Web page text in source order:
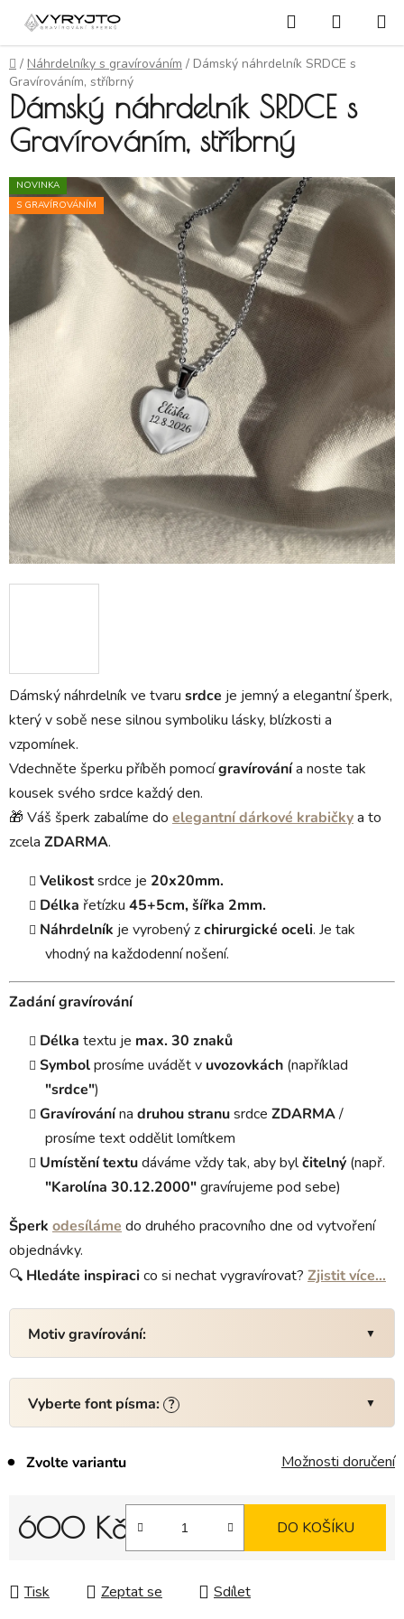
Přejít na obsah Hledat
Domů
/ Náhrdelníky s gravírováním / Dámský náhrdelník SRDCE s
Gravírováním, stříbrný
Dámský náhrdelník ve tvaru srdce je jemný a elegantní šperk,
který v sobě nese silnou symboliku lásky, blízkosti a
vzpomínek.
Vdechněte šperku příběh pomocígravírovánía noste tak
kousek svého srdce každý den.
🎁 Váš šperk zabalíme do elegantní dárkové krabičkya to
zcela ZDARMA.
Velikostsrdce je 20x20mm.
Délka řetízku 45+5cm, šířka 2mm.
Náhrdelník je vyrobený zchirurgické oceli. Je tak
vhodný na každodenní nošení.
Zadání gravírování
Délka textu je max. 30 znaků
Symbolprosíme uvádět v uvozovkách (například
"srdce")
Gravírovánína druhou stranusrdce ZDARMA/
prosíme text oddělit lomítkem
Umístění textudáváme vždy tak, aby bylčitelný (např.
"Karolína 30.12.2000"gravírujeme pod sebe)
Šperk odesíláme do druhého pracovního dne od vytvoření
objednávky.
🔍 Hledáte inspiracico si nechat vygravírovat? Zjistit více…
Motiv gravírování:
Vyberte font písma: ?
Zvolte variantu Možnosti doručení
600 Kč DO KOŠÍKU
Tisk Zeptat se Sdílet
Dámský náhrdelník SRDCE s
Gravírováním, stříbrný
NOVINKA
S GRAVÍROVÁNÍM